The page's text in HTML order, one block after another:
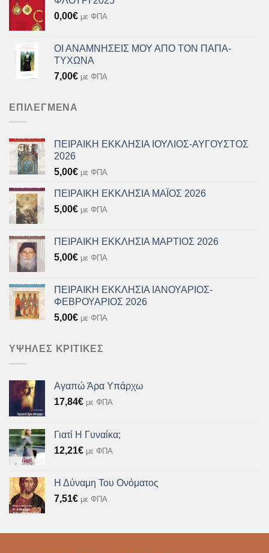
0,00€ με ΦΠΑ
ΟΙ ΑΝΑΜΝΗΣΕΙΣ ΜΟΥ ΑΠΟ ΤΟΝ ΠΑΠΑ-
ΤΥΧΩΝΑ
7,00€ με ΦΠΑ
ΕΠΙΛΕΓΜΈΝΑ
ΠΕΙΡΑΙΚΗ ΕΚΚΛΗΣΙΑ ΙΟΥΛΙΟΣ-ΑΥΓΟΥΣΤΟΣ
2026
5,00€ με ΦΠΑ
ΠΕΙΡΑΙΚΗ ΕΚΚΛΗΣΙΑ ΜΑΪΟΣ 2026
5,00€ με ΦΠΑ
ΠΕΙΡΑΙΚΗ ΕΚΚΛΗΣΙΑ ΜΑΡΤΙΟΣ 2026
5,00€ με ΦΠΑ
ΠΕΙΡΑΙΚΗ ΕΚΚΛΗΣΙΑ ΙΑΝΟΥΑΡΙΟΣ-
ΦΕΒΡΟΥΑΡΙΟΣ 2026
5,00€ με ΦΠΑ
ΥΨΗΛΈΣ ΚΡΙΤΙΚΈΣ
Αγαπώ Άρα Υπάρχω
17,84€ με ΦΠΑ
Γιατί Η Γυναίκα;
12,21€ με ΦΠΑ
Η Δύναμη Του Ονόματος
7,51€ με ΦΠΑ